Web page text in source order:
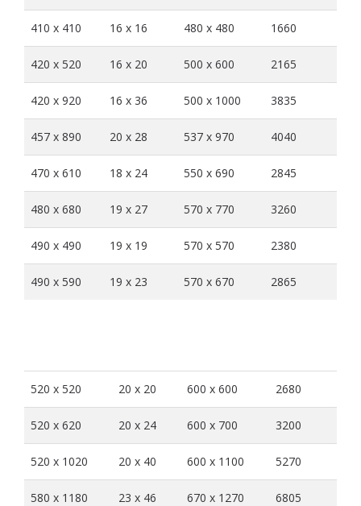
410 x 410 16 x 16 480 x 480 1660
420 x 520 16 x 20 500 x 600 2165
420 x 920 16 x 36 500 x 1000 3835
457 x 890 20 x 28 537 x 970 4040
470 x 610 18 x 24 550 x 690 2845
480 x 680 19 x 27 570 x 770 3260
490 x 490 19 x 19 570 x 570 2380
490 x 590 19 x 23 570 x 670 2865
520 x 520 20 x 20 600 x 600 2680
520 x 620 20 x 24 600 x 700 3200
520 x 1020 20 x 40 600 x 1100 5270
580 x 1180 23 x 46 670 x 1270 6805